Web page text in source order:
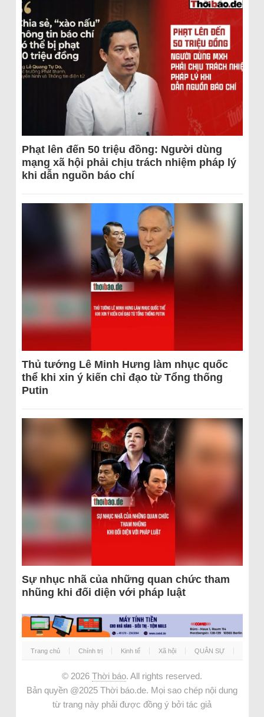
Phạt lên đến 50 triệu đồng: Người dùng
mạng xã hội phải chịu trách nhiệm pháp lý
khi dẫn nguồn báo chí
Thủ tướng Lê Minh Hưng làm nhục quốc
thể khi xin ý kiến chỉ đạo từ Tổng thống
Putin
Sự nhục nhã của những quan chức tham
nhũng khi đối diện với pháp luật
Trang chủ Chính trị Kinh tế Xã hội QUÂN SỰ
© 2026 Thời báo. All rights reserved.
Bản quyền @2025 Thời báo.de. Mọi sao chép nội dung
từ trang này phải được đồng ý bởi tác giả